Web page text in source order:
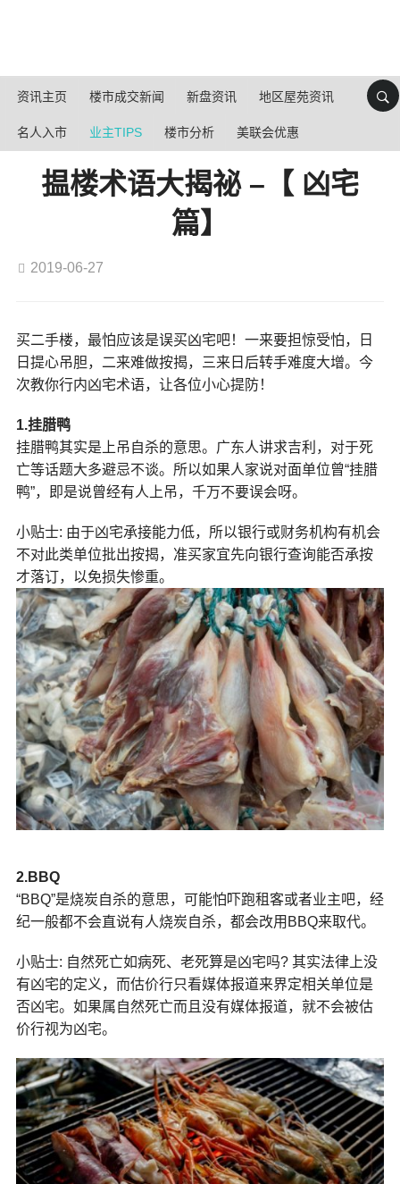
资讯主页 楼市成交新闻 新盘资讯 地区屋苑资讯
名人入市 业主TIPS 楼市分析 美联会优惠
揾楼术语大揭祕 –【 凶宅
篇】
2019-06-27
买二手楼，最怕应该是误买凶宅吧！一来要担惊受怕，日
日提心吊胆，二来难做按揭，三来日后转手难度大增。今
次教你行内凶宅术语，让各位小心提防！
1.挂腊鸭
挂腊鸭其实是上吊自杀的意思。广东人讲求吉利，对于死
亡等话题大多避忌不谈。所以如果人家说对面单位曾“挂腊
鸭”，即是说曾经有人上吊，千万不要误会呀。
小贴士: 由于凶宅承接能力低，所以银行或财务机构有机会
不对此类单位批出按揭，准买家宜先向银行查询能否承按
才落订，以免损失惨重。
2.BBQ
“BBQ”是烧炭自杀的意思，可能怕吓跑租客或者业主吧，经
纪一般都不会直说有人烧炭自杀，都会改用BBQ来取代。
小贴士: 自然死亡如病死、老死算是凶宅吗? 其实法律上没
有凶宅的定义，而估价行只看媒体报道来界定相关单位是
否凶宅。如果属自然死亡而且没有媒体报道，就不会被估
价行视为凶宅。